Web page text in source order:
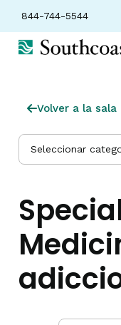
844-744-5544
Volver a la
Seleccionar